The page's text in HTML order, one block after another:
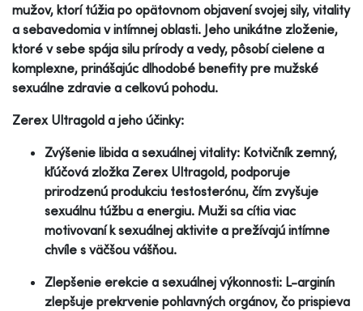
mužov, ktorí túžia po opätovnom objavení svojej sily, vitality
a sebavedomia v intímnej oblasti. Jeho unikátne zloženie,
ktoré v sebe spája silu prírody a vedy, pôsobí cielene a
komplexne, prinášajúc dlhodobé benefity pre mužské
sexuálne zdravie a celkovú pohodu.
Zerex Ultragold a jeho účinky:
Zvýšenie libida a sexuálnej vitality: Kotvičník zemný,
kľúčová zložka Zerex Ultragold, podporuje
prirodzenú produkciu testosterónu, čím zvyšuje
sexuálnu túžbu a energiu. Muži sa cítia viac
motivovaní k sexuálnej aktivite a prežívajú intímne
chvíle s väčšou vášňou.
Zlepšenie erekcie a sexuálnej výkonnosti: L-arginín
zlepšuje prekrvenie pohlavných orgánov, čo prispieva